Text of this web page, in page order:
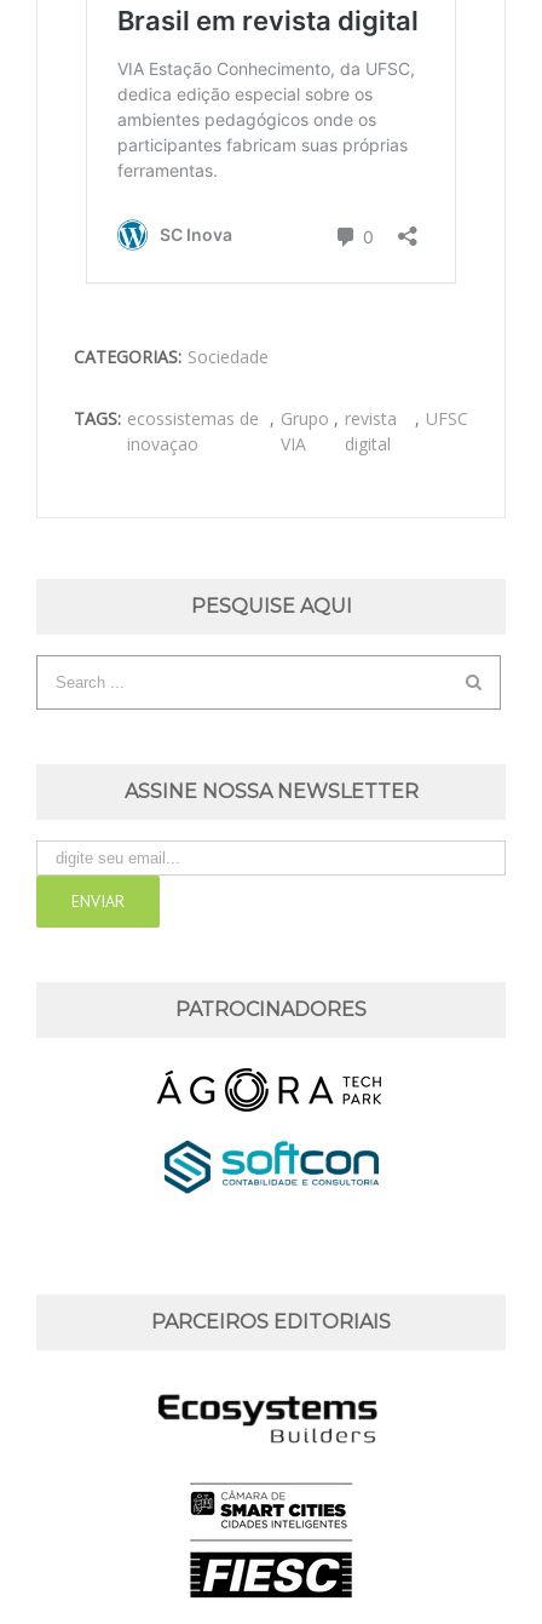
CATEGORIAS: Sociedade
TAGS: ecossistemas de
inovaçao
, Grupo
VIA
, revista
digital
, UFSC
PESQUISE AQUI
ASSINE NOSSA NEWSLETTER
PATROCINADORES
PARCEIROS EDITORIAIS